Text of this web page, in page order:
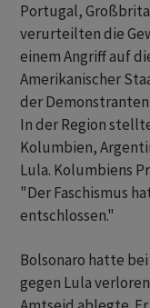
Portugal,
verurteilten die
einem Angriff auf
Amerikanischer
der
In der Region
Kolumbien,
Lula. Kolumbiens
"Der Faschismus
entschlossen."
Bolsonaro hatte
gegen Lula